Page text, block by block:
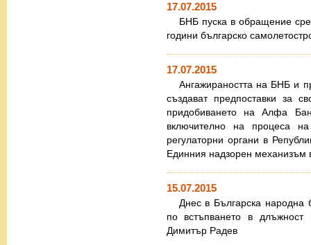
17.07.2015
БНБ пуска в обращение
години българско
17.07.2015
Ангажираността на БНБ и
създават предпоставки за
придобиването на Алфа
включително на процеса
регулаторни органи в
Единния надзорен механизъм
15.07.2015
Днес в Българска народна
по встъпването в
Димитър Радев